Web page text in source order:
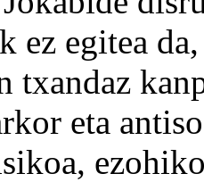
ez egitea
txandaz
eta